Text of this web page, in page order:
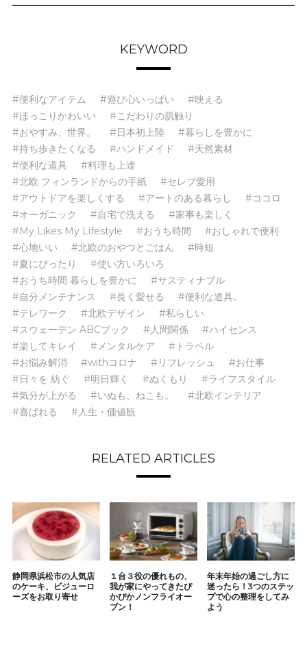
KEYWORD
#便利なアイテム #遊び心いっぱい
#映える
#ほっこりかわいい
#こだわりの肌触り
#おやすみ、世界。
#日本初上陸
#暮らしを豊かに
#持ち歩きたくなる
#ハンドメイド
#天然素材
#便利な道具
#料理も上達
#北欧 フィンランドからの手紙
#セレブ愛用
#アウトドアを楽しくする
#アートのある暮らし
#ココロ
#オーガニック
#自宅で洗える
#家事も楽しく
#My Likes My Lifestyle
#おうち時間
#おしゃれで便利
#心地いい
#北欧のおやつとごはん
#時短
#夏にぴったり
#使い方いろいろ
#おうち時間 暮らしを豊かに
#サスティナブル
#自分メンテナンス
#長く愛せる
#便利な道具､
#テレワーク
#北欧デザイン
#私らしい
#スウェーデン ABCブック
#人間関係
#ハイセンス
#楽してキレイ
#メンタルケア
#トラベル
#お悩み解消
#withコロナ #リフレッシュ
#お仕事
#日々を 紡ぐ
#明日輝く #ぬくもり
#ライフスタイル
#気分が上がる
#いぬも、ねこも。
#北欧インテリア
#喜ばれる
#人生・価値観
RELATED ARTICLES
静岡県浜松市の人気店
のケーキ、ビジューロ
ーズをお取り寄せ
１台３役の優れもの、
我が家にやってきたぴ
かぴかノンフライオー
ブン！
年末年始の過ごし方に
迷ったら！3つのステッ
プで心の整理をしてみ
よう